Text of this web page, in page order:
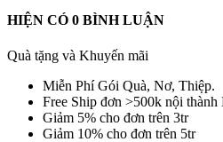
HIỆN CÓ 0 BÌNH LUẬN
Quà tặng và Khuyến mãi
Miễn Phí Gói Quà, Nơ, Thiệp.
Free Ship đơn >500k nội
Giảm 5% cho đơn trên 3tr
Giảm 10% cho đơn trên 5tr